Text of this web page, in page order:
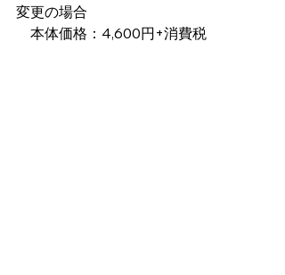
変更の場合
本体価格：4,600円+消費税